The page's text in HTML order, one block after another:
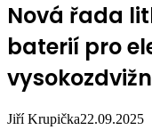
Nová řada
baterií pro
Jiří Krupička22.09.2025